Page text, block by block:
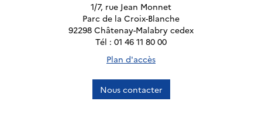
1/7, rue Jean Monnet
Parc de la Croix-Blanche
92298 Châtenay-Malabry cedex
Tél : 01 46 11 80 00
Plan d'accès
Nous contacter